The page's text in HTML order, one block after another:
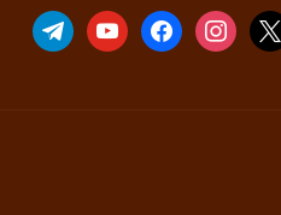
TELEGRAMYOUTUBEFACEBOOKINSTAGRAM
X